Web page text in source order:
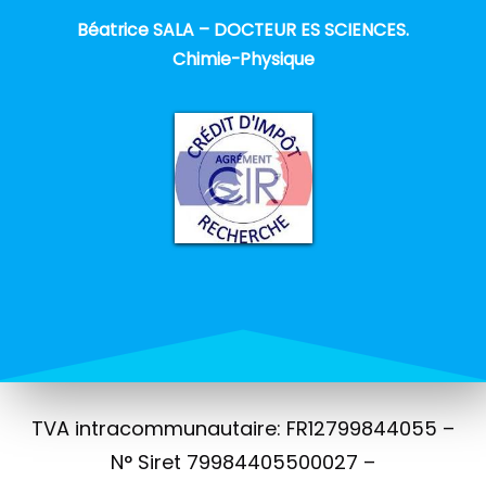
Béatrice SALA – DOCTEUR ES SCIENCES.
Chimie-Physique
TVA intracommunautaire: FR12799844055 –
N° Siret 79984405500027 –